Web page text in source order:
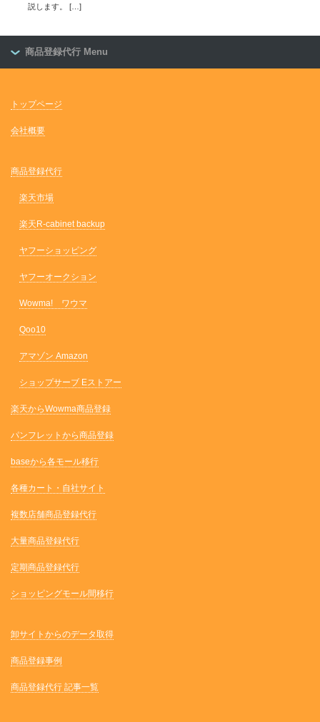
説します。
[…]
商品登録代行 Menu
トップページ
会社概要
商品登録代行
楽天市場
楽天R-cabinet backup
ヤフーショッピング
ヤフーオークション
Wowma! ワウマ
Qoo10
アマゾン Amazon
ショップサーブ Eストアー
楽天からWowma商品登録
パンフレットから商品登録
baseから各モール移行
各種カート・自社サイト
複数店舗商品登録代行
大量商品登録代行
定期商品登録代行
ショッピングモール間移行
卸サイトからのデータ取得
商品登録事例
商品登録代行 記事一覧